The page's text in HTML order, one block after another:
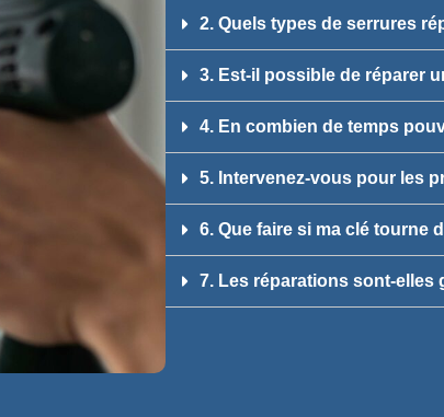
2. Quels types de serrures
3. Est-il possible de réparer
4. En combien de temps
5. Intervenez-vous pour les
6. Que faire si ma clé tourne
7. Les réparations sont-elles